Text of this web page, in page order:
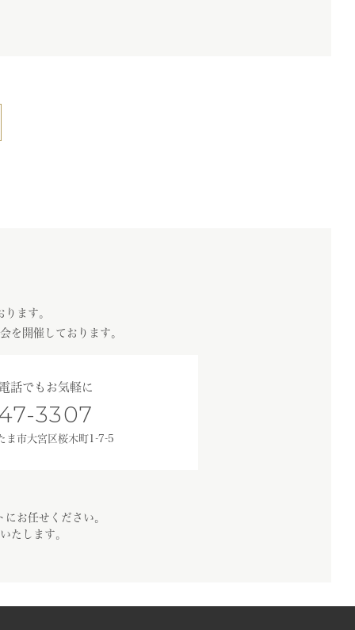
ます。
を開催しております。
話でもお気軽に
3307
ま市大宮区桜木町1-7-5
お任せください。
たします。